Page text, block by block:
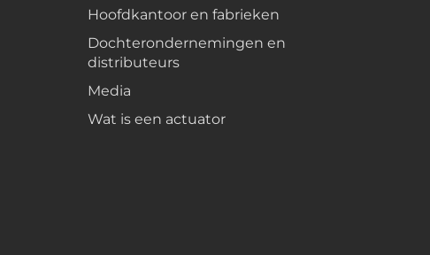
Hoofdkantoor en fabrieken
Dochterondernemingen en
distributeurs
Media
Wat is een actuator